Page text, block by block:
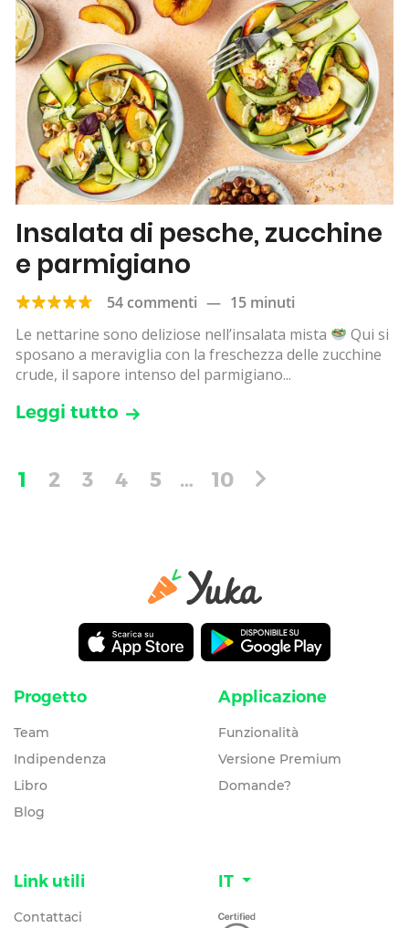
Insalata di pesche, zucchine
e parmigiano
54 commenti — 15 minuti
Le nettarine sono deliziose nell’insalata mista
Qui si
sposano a meraviglia con la freschezza delle zucchine
crude, il sapore intenso del parmigiano...
Leggi tutto
1 2 3 4 5 … 10
Progetto
Team
Indipendenza
Libro
Blog
Applicazione
Funzionalità
Versione Premium
Domande?
Link utili
Contattaci
IT